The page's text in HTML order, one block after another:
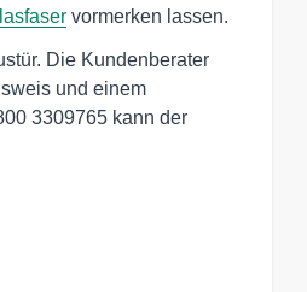
vormerken lassen.
Die Kundenberater
und einem
3309765 kann der